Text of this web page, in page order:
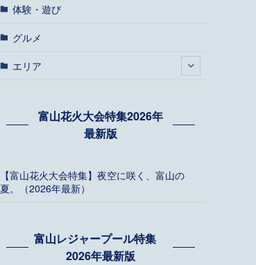
体験・遊び
グルメ
エリア
富山花火大会特集2026年
最新版
【富山花火大会特集】夜空に咲く、富山の
夏。（2026年最新）
富山レジャープール特集
2026年最新版